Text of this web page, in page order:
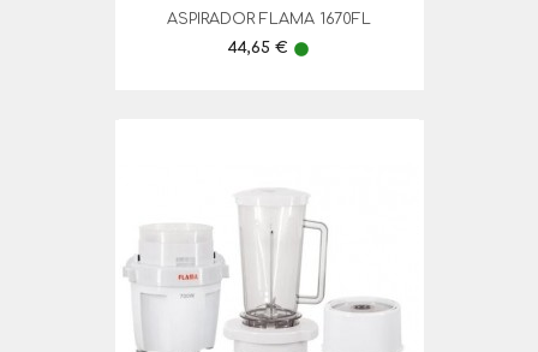
ASPIRADOR FLAMA 1670FL
Preço
44,65 € lens